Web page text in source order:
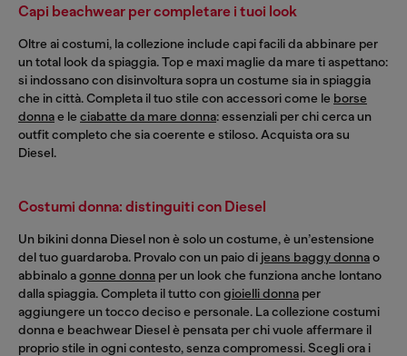
Capi beachwear per completare i tuoi look
Oltre ai costumi, la collezione include capi facili da abbinare per
un total look da spiaggia. Top e maxi maglie da mare ti aspettano:
si indossano con disinvoltura sopra un costume sia in spiaggia
che in città. Completa il tuo stile con accessori come le borse
donnae le ciabatte da mare donna: essenziali per chi cerca un
outfit completo che sia coerente e stiloso. Acquista ora su
Diesel.
Costumi donna: distinguiti con Diesel
Un bikini donna Diesel non è solo un costume, è un’estensione
del tuo guardaroba. Provalo con un paio di jeans baggy donnao
abbinalo agonne donna per un look che funziona anche lontano
dalla spiaggia. Completa il tutto congioielli donna per
aggiungere un tocco deciso e personale. La collezione costumi
donna e beachwear Diesel è pensata per chi vuole affermare il
proprio stile in ogni contesto, senza compromessi. Scegli ora i